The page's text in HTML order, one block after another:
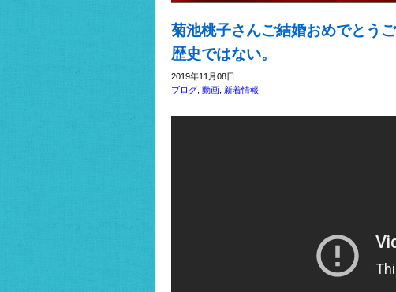
菊池桃子さんご結婚おめでとう
歴史ではない。
2019年11月08日
ブログ, 動画, 新着情報